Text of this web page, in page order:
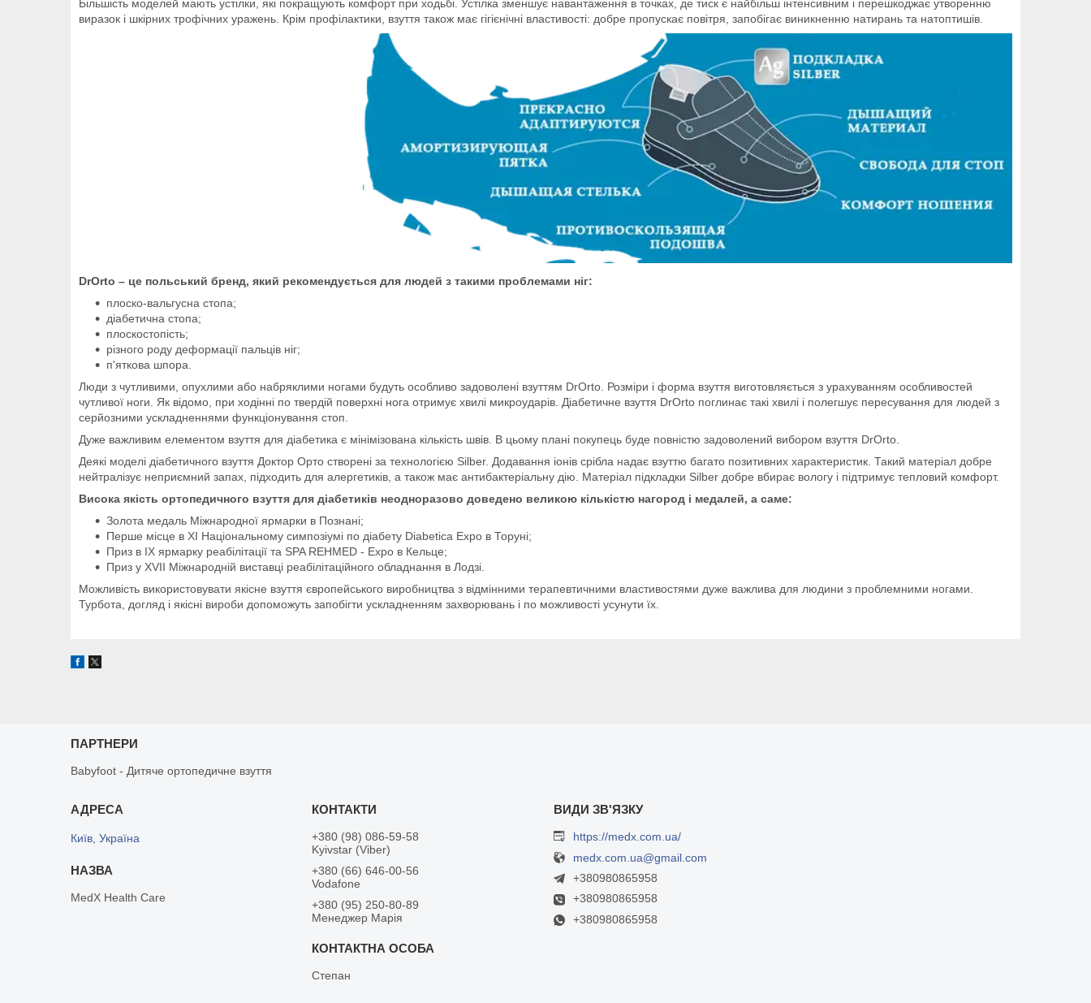
Більшість моделей мають устілки, які покращують комфорт при ходьбі. Устілка зменшує навантаження в точках, де тиск є найбільш інтенсивним і перешкоджає утворенню
виразок і шкірних трофічних уражень. Крім профілактики, взуття також має гігієнічні властивості: добре пропускає повітря, запобігає виникненню натирань та натоптишів.
DrOrto – це польський бренд, який рекомендується для людей з такими проблемами ніг:
плоско-вальгусна стопа;
діабетична стопа;
плоскостопість;
різного роду деформації пальців ніг;
п'яткова шпора.
Люди з чутливими, опухлими або набряклими ногами будуть особливо задоволені взуттям DrOrto. Розміри і форма взуття виготовляється з урахуванням особливостей
чутливої ноги. Як відомо, при ходінні по твердій поверхні нога отримує хвилі микроударів. Діабетичне взуття DrOrto поглинає такі хвилі і полегшує пересування для людей з
серйозними ускладненнями функціонування стоп.
Дуже важливим елементом взуття для діабетика є мінімізована кількість швів. В цьому плані покупець буде повністю задоволений вибором взуття DrOrto.
Деякі моделі діабетичного взуття Доктор Орто створені за технологією Silber. Додавання іонів срібла надає взуттю багато позитивних характеристик. Такий матеріал добре
нейтралізує неприємний запах, підходить для алергетиків, а також має антибактеріальну дію. Матеріал підкладки Silber добре вбирає вологу і підтримує тепловий комфорт.
Висока якість ортопедичного взуття для діабетиків неодноразово доведено великою кількістю нагород і медалей, а саме:
Золота медаль Міжнародної ярмарки в Познані;
Перше місце в XI Національному симпозіумі по діабету Diabetica Expo в Торуні;
Приз в IX ярмарку реабілітації та SPA REHMED - Expo в Кельце;
Приз у XVII Міжнародній виставці реабілітаційного обладнання в Лодзі.
Можливість використовувати якісне взуття європейського виробництва з відмінними терапевтичними властивостями дуже важлива для людини з проблемними ногами.
Турбота, догляд і якісні вироби допоможуть запобігти ускладненням захворювань і по можливості усунути їх.
ПАРТНЕРИ
Babyfoot - Дитяче ортопедичне взуття
Київ, Україна
MedX Health Care
+380 (98) 086-59-58
Kyivstar (Viber)
+380 (66) 646-00-56
Vodafone
+380 (95) 250-80-89
Менеджер Марія
Степан
https://medx.com.ua/
medx.com.ua@gmail.com
+380980865958
+380980865958
+380980865958